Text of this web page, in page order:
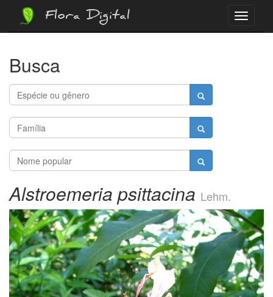
Menu
Flora Digital
Busca
Alstroemeria psittacina Lehm.